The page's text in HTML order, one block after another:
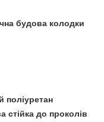
будова колодки
поліуретан
стійка до проколів